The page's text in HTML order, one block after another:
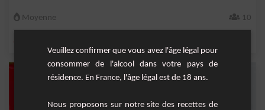
Moyenne 10
citron
Veuillez confirmer que vous avez l'âge légal pour
consommer de l'alcool dans votre pays de
résidence. En France, l'âge légal est de 18 ans.
Nous proposons sur notre site des recettes de